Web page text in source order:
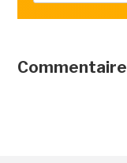
Commentaire